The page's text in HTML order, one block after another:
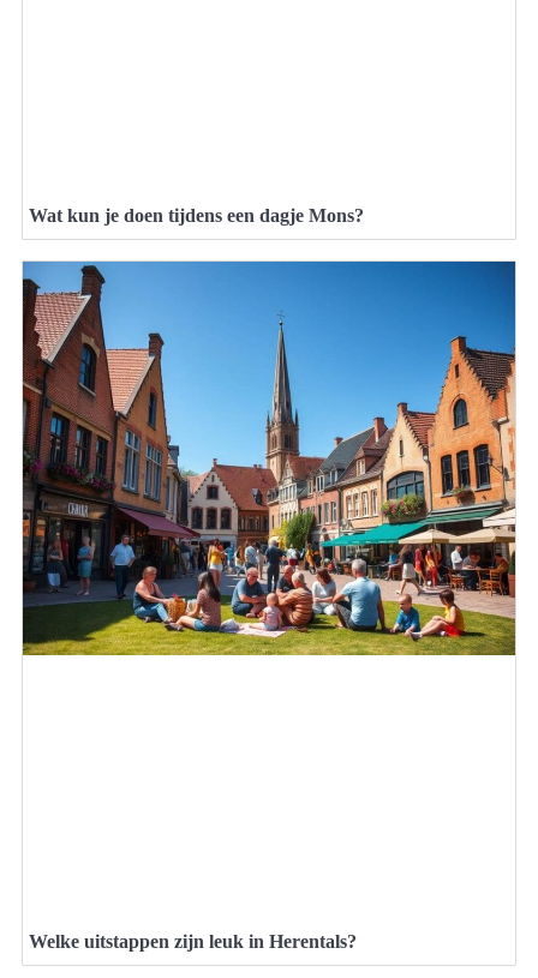
Wat kun je doen tijdens een dagje Mons?
Welke uitstappen zijn leuk in Herentals?